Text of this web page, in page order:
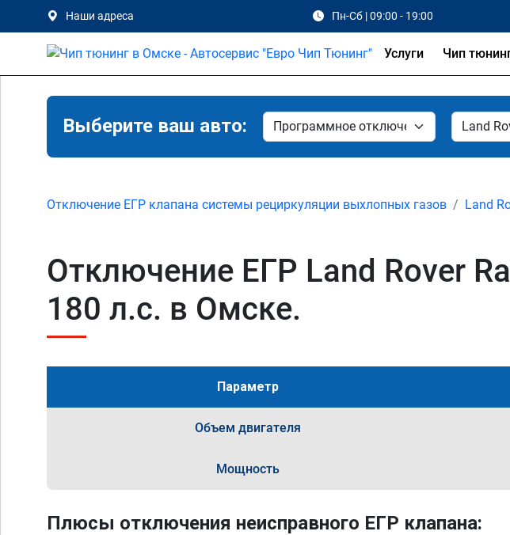
Наши адреса Пн-Сб | 09:00 - 19:00
Услуги Чип
Выберите ваш авто:
Отключение ЕГР клапана системы рециркуляции выхлопных газов Land
Отключение ЕГР Land Rover
180 л.с. в Омске.
Параметр
Объем двигателя
Мощность
Плюсы отключения неисправного ЕГР клапана: